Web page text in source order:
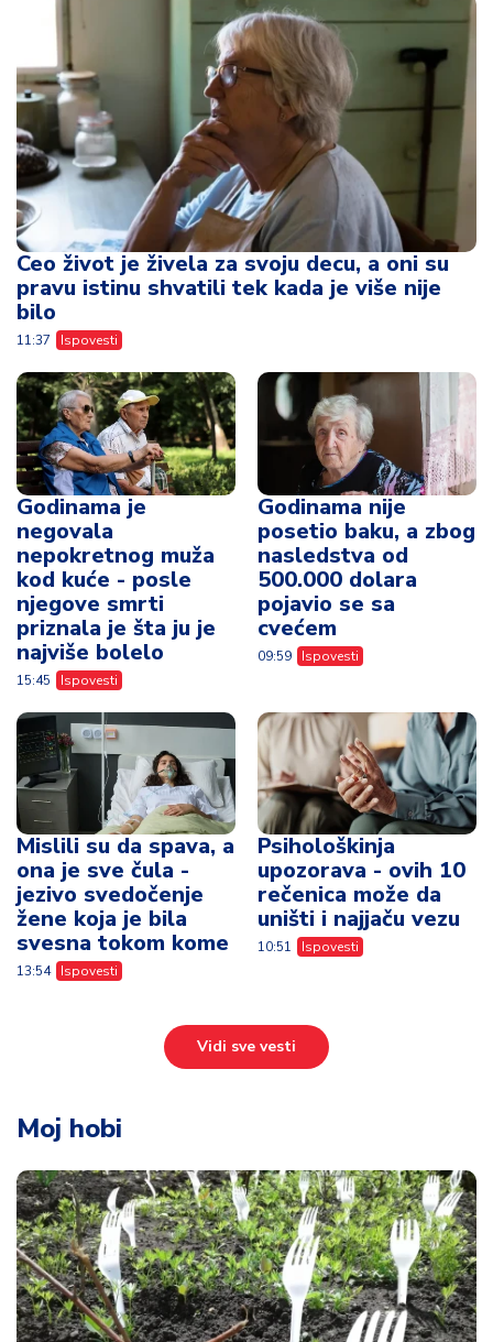
Ceo život je živela za svoju decu, a oni su
pravu istinu shvatili tek kada je više nije
bilo
11:37 Ispovesti
Godinama je
negovala
nepokretnog muža
kod kuće - posle
njegove smrti
priznala je šta ju je
najviše bolelo
15:45 Ispovesti
Godinama nije
posetio baku, a zbog
nasledstva od
500.000 dolara
pojavio se sa
cvećem
09:59 Ispovesti
Mislili su da spava, a
ona je sve čula -
jezivo svedočenje
žene koja je bila
svesna tokom kome
13:54 Ispovesti
Psihološkinja
upozorava - ovih 10
rečenica može da
uništi i najjaču vezu
10:51 Ispovesti
Vidi sve vesti
Moj hobi